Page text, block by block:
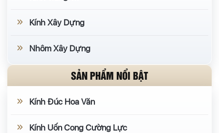
Kính Xây Dựng
Nhôm Xây Dựng
SẢN PHẨM NỔI BẬT
Kính Đúc Hoa Văn
Kính Uốn Cong Cường Lực